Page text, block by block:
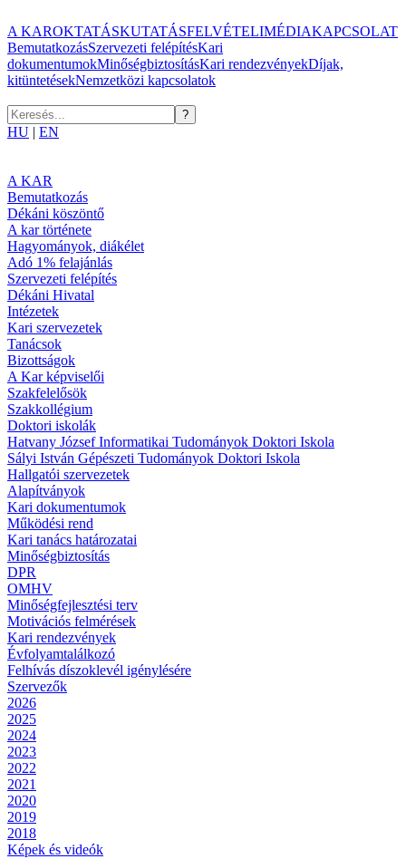
A KAROKTATÁSKUTATÁSFELVÉTELIMÉDIAKAPCSOLAT
BemutatkozásSzervezeti felépítésKari
dokumentumokMinőségbiztosításKari rendezvényekDíjak,
kitüntetésekNemzetközi kapcsolatok
HU | EN
A KAR
Bemutatkozás
Dékáni köszöntő
A kar története
Hagyományok, diákélet
Adó 1% felajánlás
Szervezeti felépítés
Dékáni Hivatal
Intézetek
Kari szervezetek
Tanácsok
Bizottságok
A Kar képviselői
Szakfelelősök
Szakkollégium
Doktori iskolák
Hatvany József Informatikai Tudományok Doktori Iskola
Sályi István Gépészeti Tudományok Doktori Iskola
Hallgatói szervezetek
Alapítványok
Kari dokumentumok
Működési rend
Kari tanács határozatai
Minőségbiztosítás
DPR
OMHV
Minőségfejlesztési terv
Motivációs felmérések
Kari rendezvények
Évfolyamtalálkozó
Felhívás díszoklevél igénylésére
Szervezők
2026
2025
2024
2023
2022
2021
2020
2019
2018
Képek és videók